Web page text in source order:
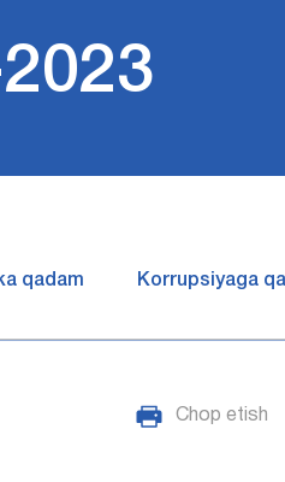
qadam Korrupsiyaga
Chop etish